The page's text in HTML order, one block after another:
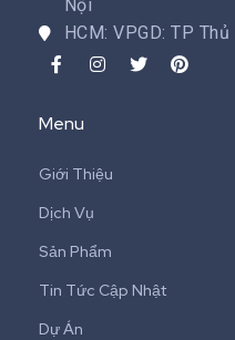
Nội
HCM: VPGD: TP
Menu
Giới Thiệu
Dịch Vụ
Sản Phẩm
Tin Tức Cập Nhật
Dự Án